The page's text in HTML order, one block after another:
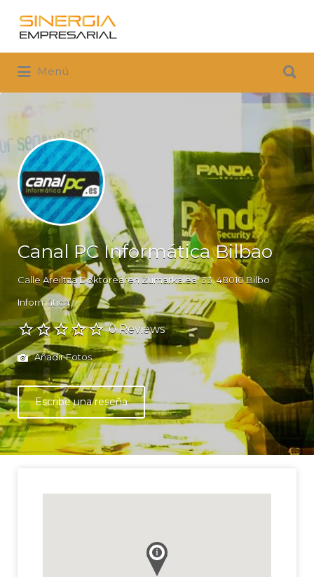
Buscar
por:
Menú
por:
Canal PC Informática Bilbao
Calle Areiltza Doktorearen Zumarkalea, 33, 48010 Bilbo
Informática
0 Reviews
Añadir Fotos
Escribe una reseña